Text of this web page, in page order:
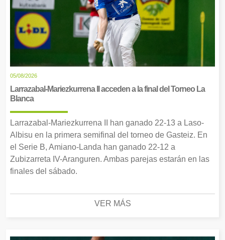
05/08/2026
Larrazabal-Mariezkurrena II acceden a la final del Torneo La
Blanca
Larrazabal-Mariezkurrena II han ganado 22-13 a Laso-
Albisu en la primera semifinal del torneo de Gasteiz. En
el Serie B, Amiano-Landa han ganado 22-12 a
Zubizarreta IV-Aranguren. Ambas parejas estarán en las
finales del sábado.
VER MÁS